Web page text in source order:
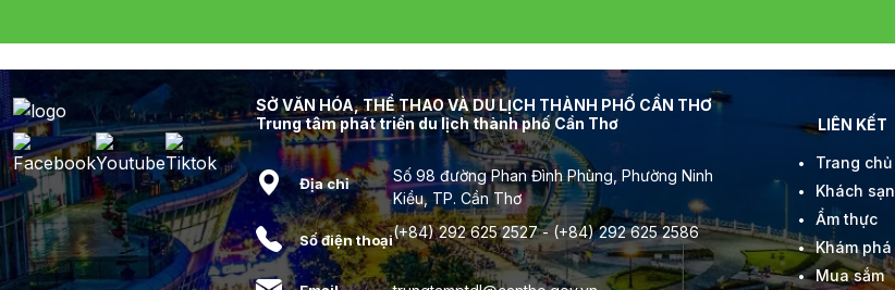
SỞ VĂN HÓA, THỂ THAO VÀ DU LỊCH THÀNH PHỐ CẦN THƠ
Trung tâm phát triển du lịch thành phố Cần Thơ
Địa chỉ
Số 98 đường Phan Đình Phùng, Phường Ninh
Kiều, TP. Cần Thơ
Số điện thoại(+84) 292 625 2527 - (+84) 292 625 2586
LIÊN KẾT
Trang chủ
Khách sạn
Ẩm thực
Khám phá
Mua sắm